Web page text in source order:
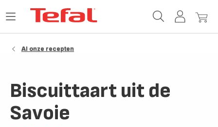
MijnMijn
Open
Al onze recepten
Biscuittaart uit de
Savoie